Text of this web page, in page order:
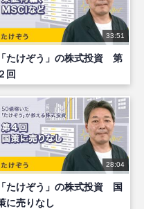
33:51
「たけぞう」の株式投資 第
回
28:04
「たけぞう」の株式投資 国
に売りなし